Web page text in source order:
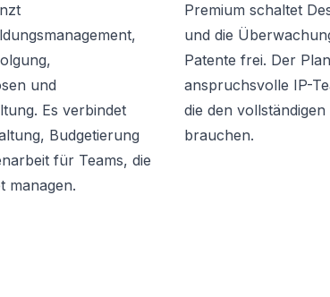
und
Es verbindet
Budgetierung
für Teams, die
managen.
Premium schaltet
und die
Patente frei. Der
anspruchsvolle IP-
die den
brauchen.